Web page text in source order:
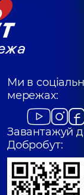
Ми в
мережах:
Завантажуй
Добробут: